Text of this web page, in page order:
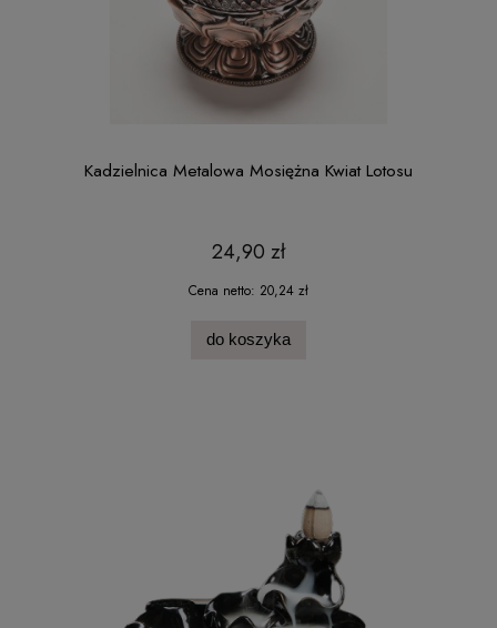
Kadzielnica Metalowa Mosiężna Kwiat Lotosu
24,90 zł
Cena netto: 20,24 zł
do koszyka